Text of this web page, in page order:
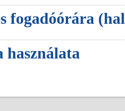
fogadóórára
használata